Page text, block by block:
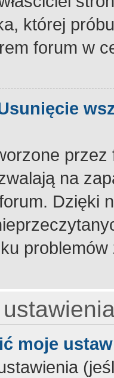
której
forum w
na
Dzięki
moje